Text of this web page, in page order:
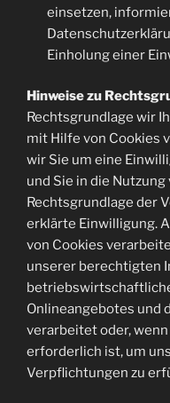
einsetzen,
Einholung einer
Hinweise zu
Rechtsgrundlage wir
mit Hilfe von Cookies
wir Sie um eine
und Sie in die
Rechtsgrundlage der
erklärte Einwilligung.
von Cookies
unserer berechtigten
Onlineangebotes und
verarbeitet oder,
erforderlich ist, um
Verpflichtungen zu